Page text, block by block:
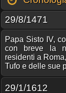
29/8/1471
Papa Sisto IV,
con breve la
residenti a
Tufo e delle sue
29/1/1612